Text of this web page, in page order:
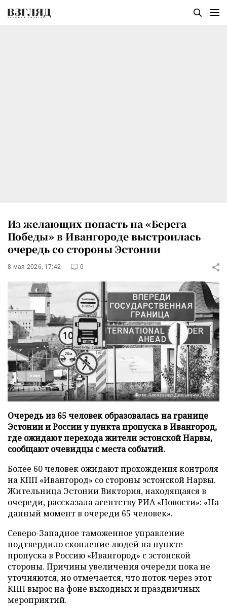
Из желающих попасть на «Берега
Победы» в Ивангороде выстроилась
очередь со стороны Эстонии
8 мая 2026, 17:42 0
Фото: Александр Демьянчук/ТАСС
Очередь из 65 человек образовалась на границе
Эстонии и России у пункта пропуска в Ивангород,
где ожидают перехода жители эстонской Нарвы,
сообщают очевидцы с места событий.
Более 60 человек ожидают прохождения контроля
на КПП «Ивангород» со стороны эстонской Нарвы.
Жительница Эстонии Виктория, находящаяся в
очереди, рассказала агентствуРИА «Новости»: «На
данный момент в очереди 65 человек».
Северо-Западное таможенное управление
подтвердило скопление людей на пункте
пропуска в Россию «Ивангород» с эстонской
стороны. Причины увеличения очереди пока не
уточняются, но отмечается, что поток через этот
КПП вырос на фоне выходных и праздничных
мероприятий.